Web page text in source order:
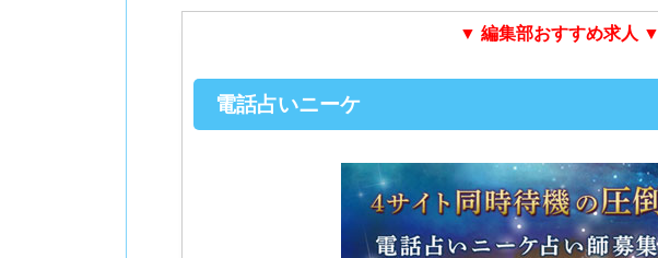
▼ 編集部おすすめ求人 ▼
電話占いニーケ